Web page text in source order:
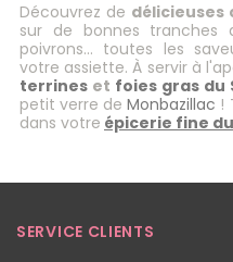
Découvrez de délicieuses
sur de bonnes tranches
poivrons… toutes les
votre assiette. À servir à
terrines et foies gras du
petit verre deMonbazillac !
dans votre épicerie fine
SERVICE CLIENTS